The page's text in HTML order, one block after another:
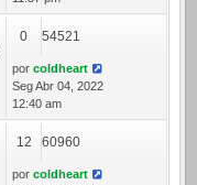
0 54521
por coldheart
Seg Abr 04, 2022
12:40 am
12 60960
por coldheart